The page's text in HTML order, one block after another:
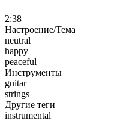
2:38
Настроение/Тема
neutral
happy
peaceful
Инструменты
guitar
strings
Другие теги
instrumental